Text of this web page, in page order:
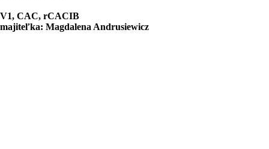
V1, CAC, rCACIB
majiteľka: Magdalena Andrusiewicz